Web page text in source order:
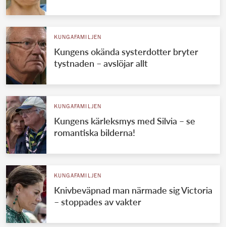
KUNGAFAMILJEN
Kungens okända systerdotter bryter
tystnaden – avslöjar allt
KUNGAFAMILJEN
Kungens kärleksmys med Silvia – se
romantiska bilderna!
KUNGAFAMILJEN
Knivbeväpnad man närmade sig Victoria
– stoppades av vakter